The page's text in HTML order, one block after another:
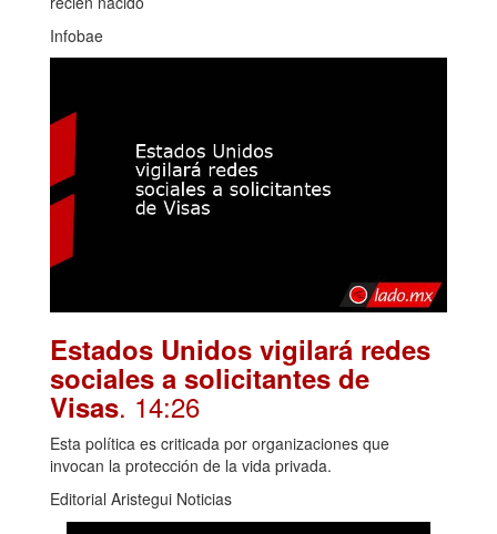
Infobae
Estados Unidos vigilará redes
sociales a solicitantes de
Visas. 14:26
Esta política es criticada por organizaciones que
invocan la protección de la vida privada.
Editorial Aristegui Noticias